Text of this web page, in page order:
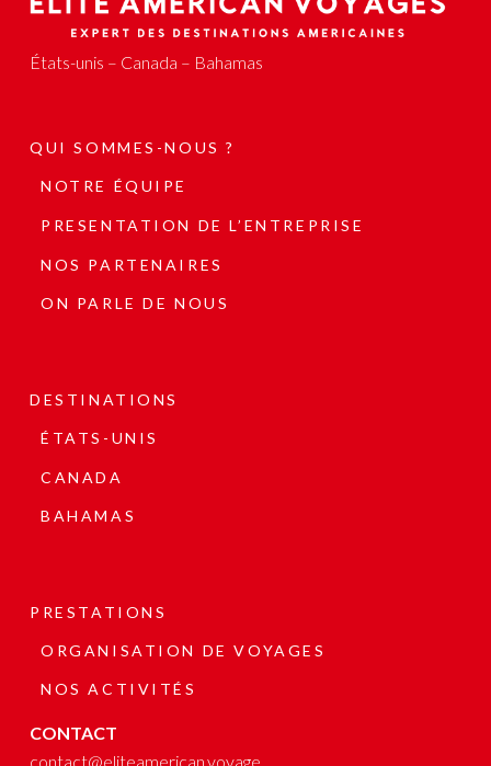
États-unis – Canada – Bahamas
QUI SOMMES-NOUS ?
NOTRE ÉQUIPE
PRESENTATION DE L’ENTREPRISE
NOS PARTENAIRES
ON PARLE DE NOUS
DESTINATIONS
ÉTATS-UNIS
CANADA
BAHAMAS
PRESTATIONS
ORGANISATION DE VOYAGES
NOS ACTIVITÉS
CONTACT
contact@eliteamerican.voyage